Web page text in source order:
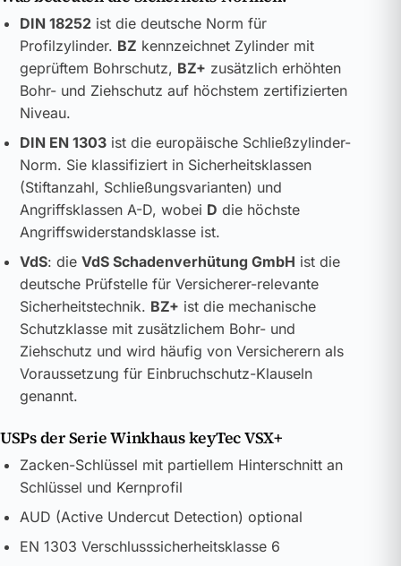
DIN 18252ist die deutsche Norm für
Profilzylinder. BZ kennzeichnet Zylinder mit
geprüftem Bohrschutz, BZ+ zusätzlich erhöhten
Bohr- und Ziehschutz auf höchstem zertifizierten
Niveau.
DIN EN 1303ist die europäische Schließzylinder-
Norm. Sie klassifiziert in Sicherheitsklassen
(Stiftanzahl, Schließungsvarianten) und
Angriffsklassen A-D, wobei D die höchste
Angriffswiderstandsklasse ist.
VdS: die VdS Schadenverhütung GmbH ist die
deutsche Prüfstelle für Versicherer-relevante
Sicherheitstechnik. BZ+ ist die mechanische
Schutzklasse mit zusätzlichem Bohr- und
Ziehschutz und wird häufig von Versicherern als
Voraussetzung für Einbruchschutz-Klauseln
genannt.
USPs der Serie Winkhaus keyTec VSX+
Zacken-Schlüssel mit partiellem Hinterschnitt an
Schlüssel und Kernprofil
AUD (Active Undercut Detection) optional
EN 1303 Verschlusssicherheitsklasse 6